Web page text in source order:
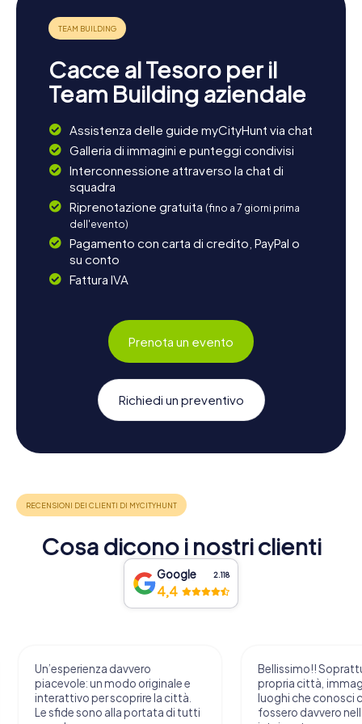
cena accogliente in una delle locande tradizionali, dove
potrete sperimentare la calorosa ospitalità degli abitanti
anche un punto di partenza ideale per ulteriori avventure in
Svizzera.Cacce al Tesoro per il
Team Building aziendale
Assistenza delle guide myCityHunt via chat
Galleria di immagini e punteggi condivisi
Interconnessione attraverso la chat di
squadra
Riprenotazione gratuita (fino a 7 giorni prima
dell'evento)
Pagamento con carta di credito, PayPal o
su conto
Fattura IVA
Prenota un evento
Richiedi un preventivo
Cosa dicono i nostri clienti
Google 2.118
4,4
Bellissimo!! Soprattutto nella
propria città, immaginarsi i
luoghi che conosci come
fossero davvero nell’avventura…
Molto divertente
sperimentare
bisogna avere
rete stabile. Da